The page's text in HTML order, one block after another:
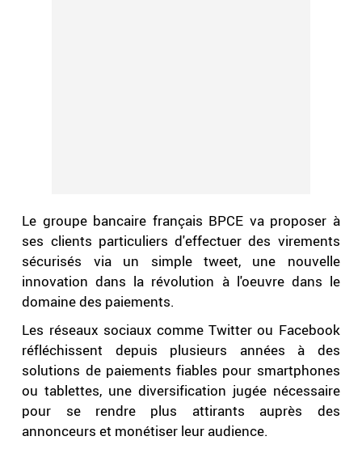
Le groupe bancaire français BPCE va proposer à
ses clients particuliers d'effectuer des virements
sécurisés via un simple tweet, une nouvelle
innovation dans la révolution à l'oeuvre dans le
domaine des paiements.
Les réseaux sociaux comme Twitter ou Facebook
réfléchissent depuis plusieurs années à des
solutions de paiements fiables pour smartphones
ou tablettes, une diversification jugée nécessaire
pour se rendre plus attirants auprès des
annonceurs et monétiser leur audience.